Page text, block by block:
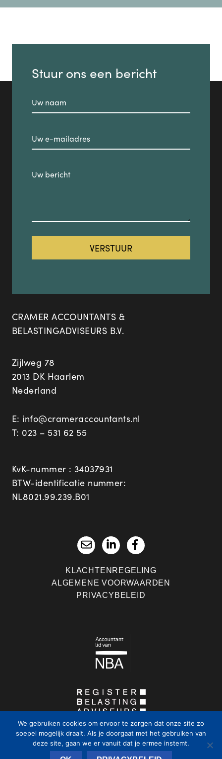
Stuur ons een bericht
CRAMER ACCOUNTANTS &
BELASTINGADVISEURS B.V.
Zijlweg 78
2013 DK Haarlem
Nederland
E: info@crameraccountants.nl
T: 023 – 531 62 55
KvK-nummer : 34037931
BTW-identificatie nummer:
NL8021.99.239.B01
KLACHTENREGELING
ALGEMENE VOORWAARDEN
PRIVACYBELEID
We gebruiken cookies om ervoor te zorgen dat onze site zo
soepel mogelijk draait. Als je doorgaat met het gebruiken van
deze site, gaan we er vanuit dat je ermee instemt.